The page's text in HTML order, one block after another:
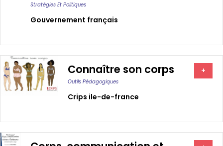
Stratégies Et Politiques
Gouvernement français
Connaître son corps
Outils Pédagogiques
Crips ile-de-france
+